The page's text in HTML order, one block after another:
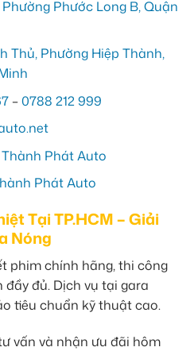
Phước Long B, Quận
Thủ, Phường Hiệp Thành,
–0788 212 999
Phát Auto
Phát Auto
Tại TP.HCM – Giải
Nóng
phim chính hãng, thi công
đủ. Dịch vụ tại gara
tiêu chuẩn kỹ thuật cao.
vấn và nhận ưu đãi hôm